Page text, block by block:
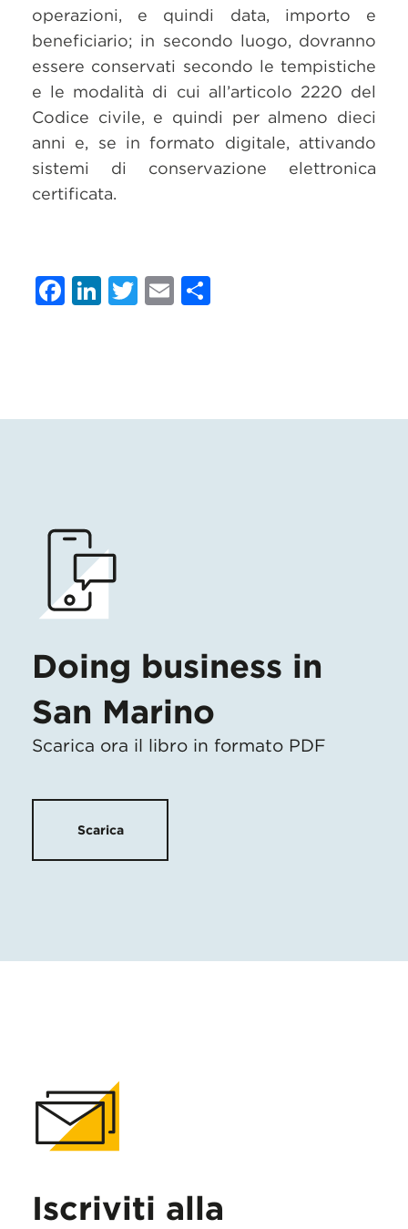
operazioni, e quindi data, importo e
beneficiario; in secondo luogo, dovranno
essere conservati secondo le tempistiche
e le modalità di cui all’articolo 2220 del
Codice civile, e quindi per almeno dieci
anni e, se in formato digitale, attivando
sistemi di conservazione elettronica
certificata.
Facebook
LinkedIn
Twitter
Email
Doing business in
San Marino
Scarica ora il libro in formato PDF
Scarica
Iscriviti alla